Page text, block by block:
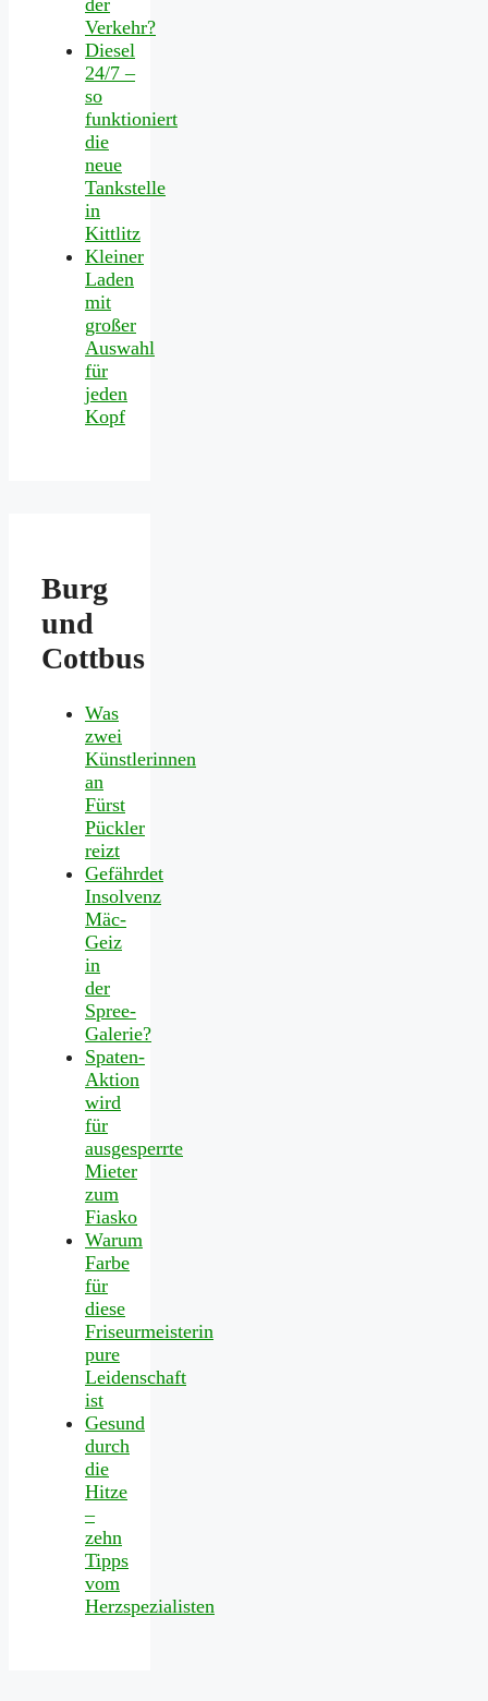
der
Verkehr?
Diesel
24/7 –
so
funktioniert
die
neue
Tankstelle
in
Kittlitz
Kleiner
Laden
mit
großer
Auswahl
für
jeden
Kopf
Burg
und
Cottbus
Was
zwei
Künstlerinnen
an
Fürst
Pückler
reizt
Gefährdet
Insolvenz
Mäc-
Geiz
in
der
Spree-
Galerie?
Spaten-
Aktion
wird
für
ausgesperrte
Mieter
zum
Fiasko
Warum
Farbe
für
diese
Friseurmeisterin
pure
Leidenschaft
ist
Gesund
durch
die
Hitze
–
zehn
Tipps
vom
Herzspezialisten